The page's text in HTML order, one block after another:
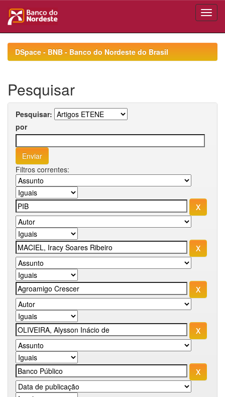
navigationDSpace - BNB - Banco do Nordeste do Brasil
Pesquisar
Pesquisar:
por
Filtros correntes: